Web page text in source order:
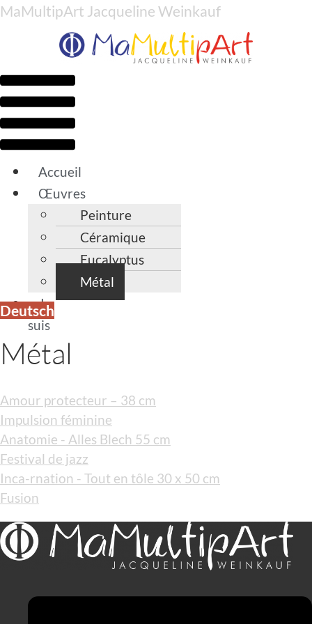
MaMultipArt Jacqueline Weinkauf
Menü
Accueil
Œuvres
Peinture
Céramique
Eucalyptus
Métal
Je
suis
Deutsch
Métal
Amour protecteur – 38 cm
Impulsion féminine
Anatomie - Alles Blech 55 cm
Festival de jazz
Inca-rnation - Tout en tôle 30 x 50 cm
Fusion